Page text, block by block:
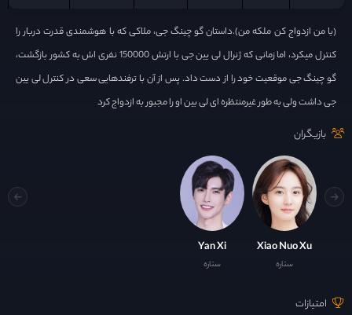
(با من ازدواج کن ملکه من).داستان گو چینگ جی، ملاکی که با هوشمندی قدرت دربار را
کنترل میکرد، اما زمانی که ژنرال لی یین جی با ارتش 150000 نفری اش به کشور بازگشت،
گو چینگ جی موقعیت خود را از دست داد. پس از آن با ترفندهایی سعی در کنترل لی یین
جی داشت ولی به طور غیرمنتظره ای لی بین او را مجبور به ازدواج کرد
بازیگران
Xiao Nuo Xu
ستاره
Yan Xi
ستاره
امتیازات